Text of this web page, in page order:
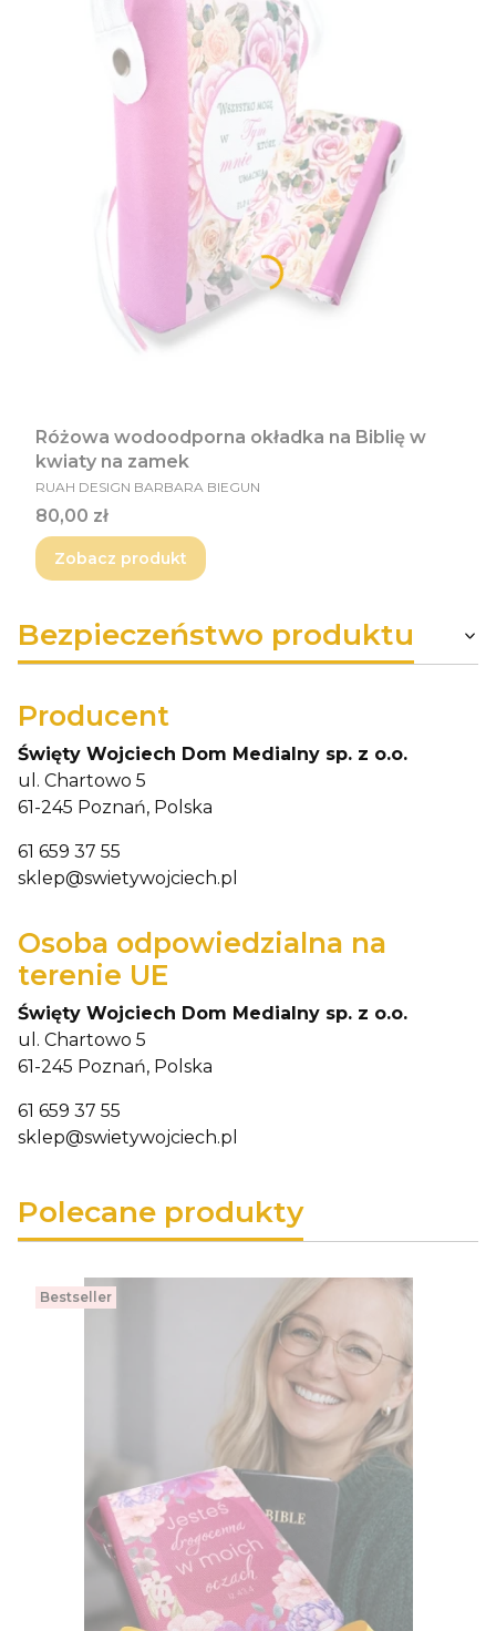
Różowa wodoodporna okładka na Biblię w
kwiaty na zamek
PRODUCENT
RUAH DESIGN BARBARA BIEGUN
Cena
80,00 zł
Zobacz produkt
Bezpieczeństwo produktu
Producent
Święty Wojciech Dom Medialny sp. z o.o.
ul. Chartowo 5
61-245 Poznań, Polska
61 659 37 55
sklep@swietywojciech.pl
Osoba odpowiedzialna na
terenie UE
Święty Wojciech Dom Medialny sp. z o.o.
ul. Chartowo 5
61-245 Poznań, Polska
61 659 37 55
sklep@swietywojciech.pl
Polecane produkty
Bestseller